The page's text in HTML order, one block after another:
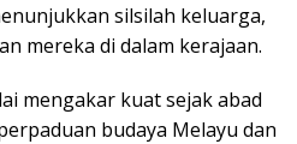
silsilah keluarga,
mereka di dalam kerajaan.
mengakar kuat sejak abad
budaya Melayu dan